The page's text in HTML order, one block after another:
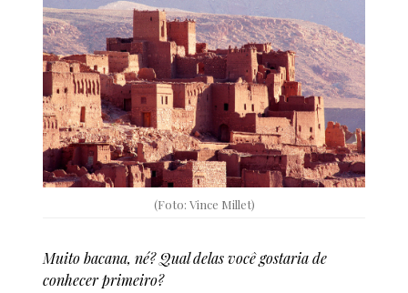
(Foto: Vince Millet)
Muito bacana, né?Qual delas você gostaria de
conhecer primeiro?